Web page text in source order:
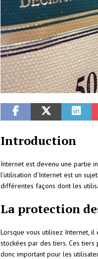
Introduction
Internet est devenu une partie
l’utilisation d’Internet est un
différentes façons dont les
La protection
Lorsque vous utilisez Internet,
stockées par des tiers. Ces
donc important pour les